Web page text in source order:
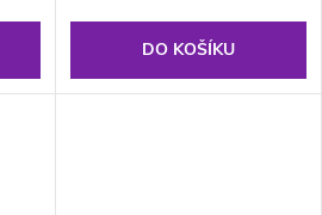
DO KOŠÍKU